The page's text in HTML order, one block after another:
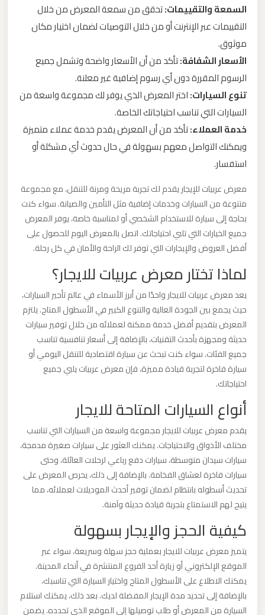
السمعة والتقييمات:تحقق من سمعة المعرض من خلال
التقييمات عبر الإنترنت أو من خلال التوصيات لضمان اختيار مكان
موثوق.
الأسعار الشفافة:تأكد من أن الأسعار واضحة وتشمل جميع
الرسوم المقررة دون أي رسوم إضافية غير معلنة.
تنوع السيارات:اختر المعرض الذي يوفر لك مجموعة واسعة من
السيارات التي تناسب احتياجاتك الخاصة.
خدمة العملاء:تأكد من أن المعرض يقدم خدمة عملاء متميزة
ويمكنك التواصل معهم بسهولة في حال حدوث أي مشكلة أو
استفسار.
معرض عربيات للإيجار يقدم لك تجربة مريحة ومرنة للتنقل، مع مجموعة
متنوعة من السيارات وخدمات إضافية مثل التأمين والصيانة. سواء كنت
بحاجة إلى سيارة للاستخدام الشخصي أو لمناسبة خاصة، يوفر المعرض
جميع الخيارات التي تلبي احتياجاتك. اتصل بالمعرض اليوم للحصول على
أفضل العروض والإيجارات التي توفر لك الراحة والأمان في كل رحلة.
لماذا تختار معرض عربيات للايجار؟
يعد معرض عربيات للايجار واحدًا من أبرز الأسماء في عالم تأجير السيارات،
حيث يجمع بين الجودة العالية والتنوع الكبير في الأسطول المتاح. يلتزم
المعرض بتقديم أفضل خدمة ممكنة لعملائه من خلال توفير سيارات
حديثة ومجهزة بأحدث التقنيات، بالإضافة إلى أسعار تنافسية تناسب
جميع الفئات. سواء كنت تبحث عن سيارة اقتصادية للتنقل اليومي أو
سيارة فاخرة لتجربة قيادة مميزة، فإن معرض عربيات يلبي جميع
احتياجاتك.
أنواع السيارات المتاحة للايجار
يقدم معرض عربيات للايجار مجموعة واسعة من السيارات التي تناسب
مختلف الأذواق والاحتياجات. يمكنك العثور على سيارات صغيرة مدمجة،
سيارات سيدان متوسطة، سيارات دفع رباعي لرحلات العائلة، وحتى
سيارات فاخرة لعشاق الفخامة. بالإضافة إلى ذلك، يحرص المعرض على
تحديث أسطوله بانتظام لضمان توفير أحدث الموديلات لعملائه، مما
يتيح لهم الاستمتاع بتجربة قيادة حديثة وآمنة.
كيفية الحجز والإيجار بسهولة
يتميز معرض عربيات للايجار بعملية حجز سهلة وسريعة، سواء عبر
الموقع الإلكتروني أو زيارة أحد الفروع المنتشرة في أنحاء المدينة.
يمكنك الاطلاع على الأسطول المتاح واختيار السيارة التي تناسبك،
بالإضافة إلى تحديد مدة الإيجار المفضلة لديك. بعد ذلك، يمكنك استلام
السيارة من المعرض أو طلب توصيلها إلى الموقع الذي تحدده. يضمن
الاسكندرية
مطار
القاهرة
ليموزين
مطار
مرسي
مطروح
مطار
الشيخ
مطار
سفنكس
ليموزين
مطار
العرب
والإسكندرية
ليموزين
مطار
العرب
مرسي
مطروح
ليموزين
مطار
العرب